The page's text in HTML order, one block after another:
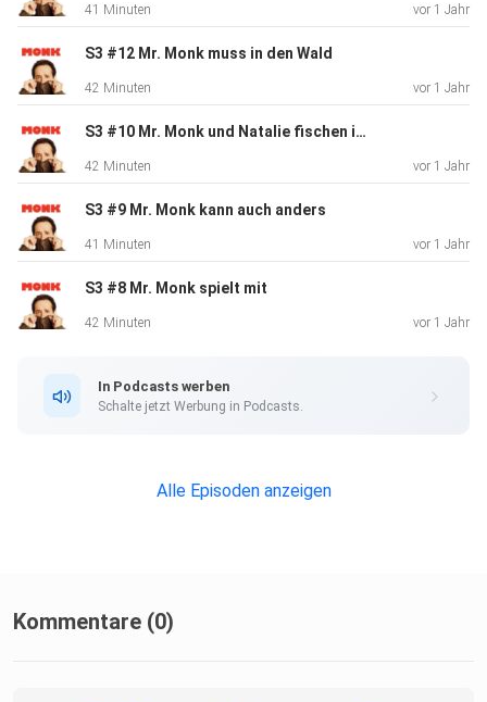
41 Minuten vor 1 Jahr
S3 #12 Mr. Monk muss in den Wald
42 Minuten vor 1 Jahr
S3 #10 Mr. Monk und Natalie fischen im Dunkeln
42 Minuten vor 1 Jahr
S3 #9 Mr. Monk kann auch anders
41 Minuten vor 1 Jahr
S3 #8 Mr. Monk spielt mit
42 Minuten vor 1 Jahr
In Podcasts werben
Schalte jetzt Werbung in Podcasts.
Alle Episoden anzeigen
Kommentare (0)